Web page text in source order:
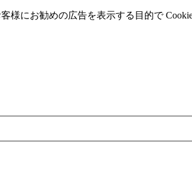
様にお勧めの広告を表⽰する⽬的で